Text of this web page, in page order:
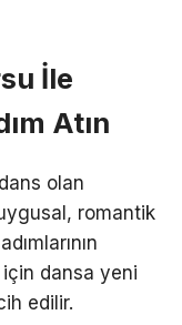
İle
Atın
olan
romantik
dansa yeni
edilir.